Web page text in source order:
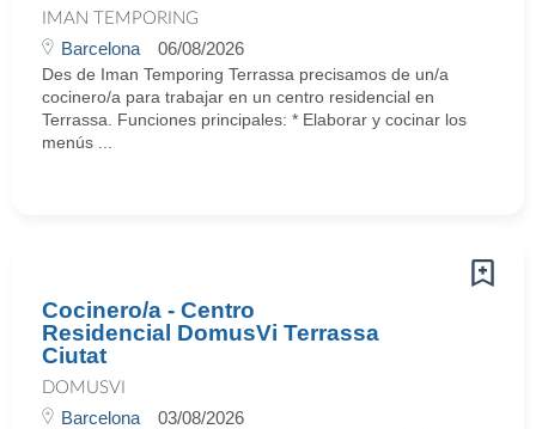
IMAN TEMPORING
Barcelona 06/08/2026
Des de Iman Temporing Terrassa precisamos de un/a
cocinero/a para trabajar en un centro residencial en
Terrassa. Funciones principales: * Elaborar y cocinar los
menús ...
Cocinero/a - Centro
Residencial DomusVi Terrassa
Ciutat
DOMUSVI
Barcelona 03/08/2026